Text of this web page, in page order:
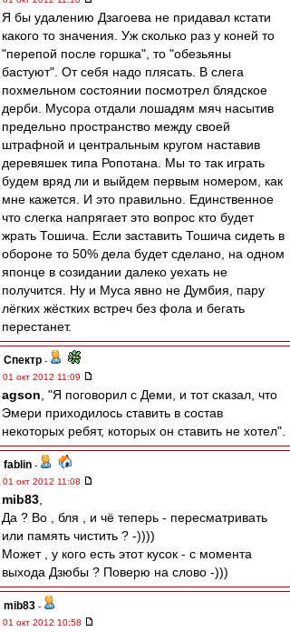
Я бы удалению Дзагоева не придавал кстати
какого то значения. Уж сколько раз у коней то
"перепой после горшка", то "обезьяны
бастуют". От себя надо плясать. В слега
похмельном состоянии посмотрел блядское
дерби. Мусора отдали лошадям мяч насытив
предельно пространство между своей
штрафной и центральным кругом наставив
деревяшек типа Ропотана. Мы то так играть
будем вряд ли и выйдем первым номером, как
мне кажется. И это правильно. Единственное
что слегка напрягает это вопрос кто будет
жрать Тошича. Если заставить Тошича сидеть в
обороне то 50% дела будет сделано, на одном
японце в созидании далеко уехать не
получится. Ну и Муса явно не Думбия, пару
лёгких жёстких встреч без фола и бегать
перестанет.
Спектр -
01 окт 2012 11:09
agson , "Я поговорил с Деми, и тот сказал, что
Эмери приходилось ставить в состав
некоторых ребят, которых он ставить не хотел".
fablin -
01 окт 2012 11:08
mib83
Да ? Во , бля , и чё теперь - пересматривать
или память чистить ? -))))
Может , у кого есть этот кусок - с момента
выхода Дзюбы ? Поверю на слово -)))
mib83 -
01 окт 2012 10:58